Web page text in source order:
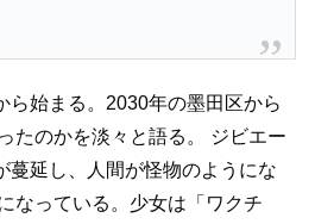
ら始まる。2030年の墨田区から
たのかを淡々と語る。
ジビエー
蔓延し、人間が怪物のようにな
なっている。少女は「ワクチ